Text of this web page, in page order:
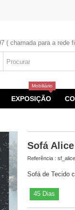
( chamada para a rede
EXPOSIÇÃO
Mobiliário
Sofá
Referência :
Sofá de Tecido
45 Dias